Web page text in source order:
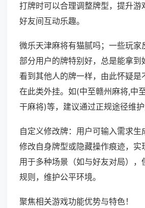
打牌时可以合理调整牌型，提升游
好友间互动乐趣。
微乐天津麻将有猫腻吗；一些玩家
部分用户的牌特别好，总是能拿到
看到其他人的牌一样，由此怀疑是
在此类外挂。如(中至赣州麻将,中
干麻将)等，建议通过正规途径维护
自定义修改牌：用户可输入需求生
修改自身牌型或隐藏操作痕迹，实
用于多种场景（如与好友对局），
规则，维护公平环境。
聚焦相关游戏功能优势与特色！